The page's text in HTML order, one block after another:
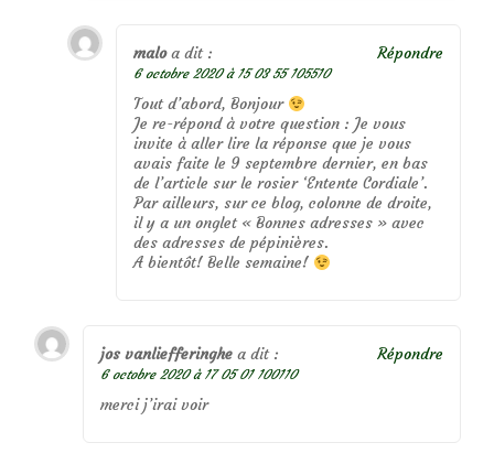
malo a dit :
6 octobre 2020 à 15 03 55 105510
Tout d’abord, Bonjour
Je re-répond à votre question : Je vous
invite à aller lire la réponse que je vous
avais faite le 9 septembre dernier, en bas
de l’article sur le rosier ‘Entente Cordiale’.
Par ailleurs, sur ce blog, colonne de droite,
il y a un onglet « Bonnes adresses » avec
des adresses de pépinières.
A bientôt! Belle semaine!
Répondre
jos vanliefferinghe a dit :
6 octobre 2020 à 17 05 01 100110
merci j’irai voir
Répondre